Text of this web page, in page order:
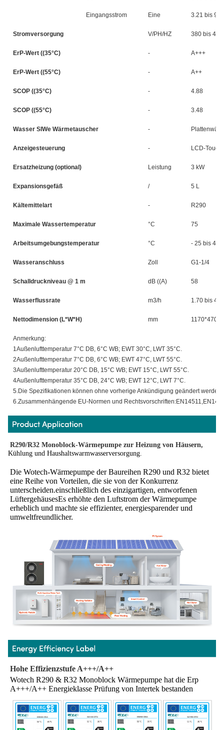
Eingangsstrom Eine 3.21 bis
Stromversorgung V/PH/HZ 380 bis
ErP-Wert ((35°C) - A+++
ErP-Wert ((55°C) - A++
SCOP ((35°C) - 4.88
SCOP ((55°C) - 3.48
Wasser SIWe Wärmetauscher -
Anzeigesteuerung - LCD-
Ersatzheizung (optional) Leistung 3 kW
Expansionsgefäß / 5 L
Kältemittelart - R290
Maximale Wassertemperatur °C 75
Arbeitsumgebungstemperatur °C - 25 bis 43
Wasseranschluss Zoll G1-1/4
Schalldruckniveau @ 1 m dB ((A) 58
Wasserflussrate m3/h 1.70 bis
Nettodimension (L*W*H) mm
Anmerkung:
1Außenlufttemperatur 7°C DB, 6°C WB; EWT 30°C, LWT 35°C.
2Außenlufttemperatur 7°C DB, 6°C WB; EWT 47°C, LWT 55°C.
3Außenlufttemperatur 20°C DB, 15°C WB; EWT 15°C, LWT 55°C.
4Außenlufttemperatur 35°C DB, 24°C WB; EWT 12°C, LWT 7°C.
5.Die Spezifikationen können ohne vorherige Ankündigung geändert werden.
6.Zusammenhängende EU-Normen und
R290/R32 Monoblock-Wärmepumpe zur Heizung von Häusern,
Kühlung und Haushaltswarmwasserversorgung.
Die Wotech-Wärmepumpe der Baureihen R290 und R32 bietet
eine Reihe von Vorteilen, die sie von der Konkurrenz
unterscheiden.einschließlich des einzigartigen, entworfenen
LüftergehäusesEs erhöhte den Luftstrom der Wärmepumpe
erheblich und machte sie effizienter, energiesparender und
umweltfreundlicher.
Hohe Effizienzstufe A+++/A++
Wotech R290 & R32 Monoblock Wärmepumpe hat die Erp
A+++/A++ Energieklasse Prüfung von Intertek bestanden